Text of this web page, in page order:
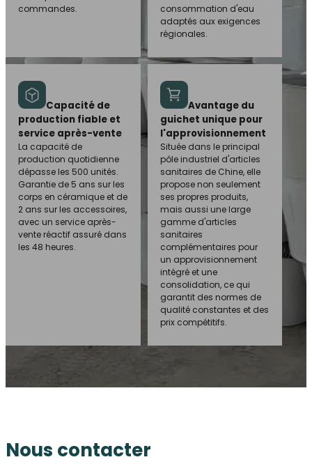
commandes.
consommation d'eau
adaptés aux exigences
régionales.
Capacité de
production fiable et
service après-vente
La capacité de
production quotidienne
dépasse les 500 unités.
Garantie de 5 ans sur les
corps en céramique et de
2 ans sur les accessoires,
avec un service après-
vente réactif assuré dans
les 48 heures.
Avantage du
guichet unique pour
l'approvisionnement
Située dans le principal
pôle industriel d'articles
sanitaires de Chine, elle
propose non seulement
ses propres produits,
mais aussi une large
gamme d'articles
sanitaires
complémentaires pour
un approvisionnement
intégré et une
consolidation, ce qui
garantit des normes de
qualité constantes et des
prix compétitifs.
Nous contacter